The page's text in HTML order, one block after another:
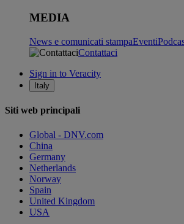
MEDIA
News e comunicati stampaEventi
Contattaci
Sign in to Veracity
Italy
Siti web principali
Global - DNV.com
China
Germany
Netherlands
Norway
Spain
United Kingdom
USA